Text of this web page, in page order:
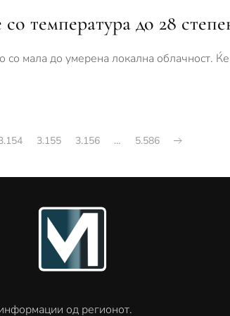
температура до 28
мала до умерена локална облачност.
3.155 3.156 … 5.586
од регионот.